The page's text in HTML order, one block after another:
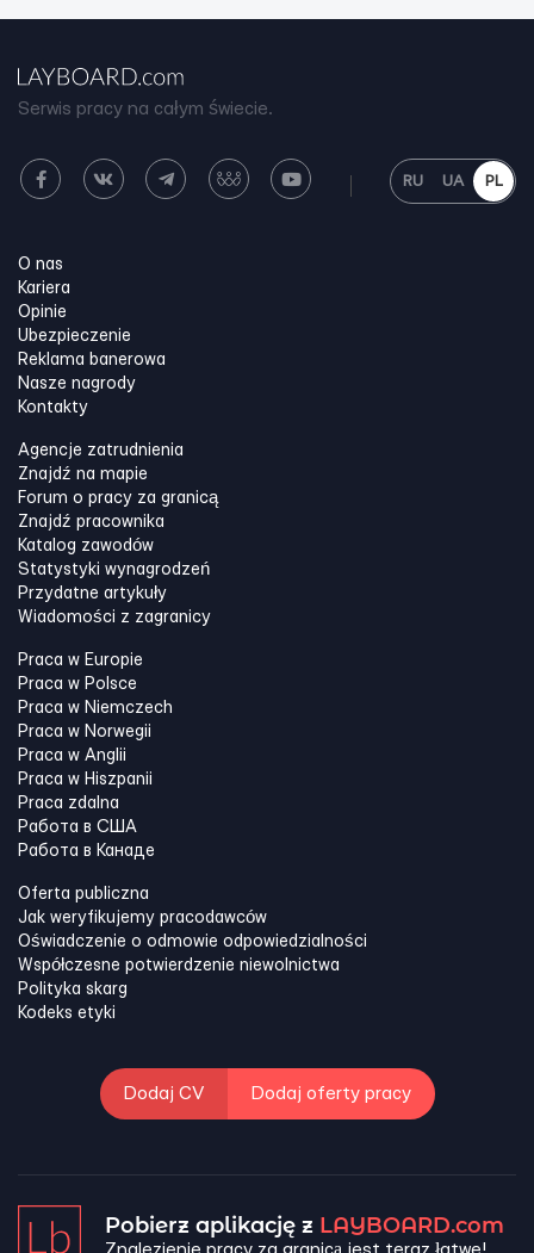
Serwis pracy na całym świecie.
RU UA PL
O nas
Kariera
Opinie
Ubezpieczenie
Reklama banerowa
Nasze nagrody
Kontakty
Agencje zatrudnienia
Znajdź na mapie
Forum o pracy za granicą
Znajdź pracownika
Katalog zawodów
Statystyki wynagrodzeń
Przydatne artykuły
Wiadomości z zagranicy
Praca w Europie
Praca w Polsce
Praca w Niemczech
Praca w Norwegii
Praca w Anglii
Praca w Hiszpanii
Praca zdalna
Работа в США
Работа в Канадe
Oferta publiczna
Jak weryfikujemy pracodawców
Oświadczenie o odmowie odpowiedzialności
Współczesne potwierdzenie niewolnictwa
Polityka skarg
Kodeks etyki
Dodaj CV Dodaj oferty pracy
Pobierz aplikację z LAYBOARD.com